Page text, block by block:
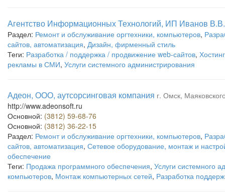
Агентство Информационных Технологий, ИП Иванов В.В.
Раздел: Ремонт и обслуживание оргтехники, компьютеров,
сайтов, автоматизация, Дизайн, фирменный стиль
Теги: Разработка / поддержка / продвижение web-сайтов, Хостинг
рекламы в СМИ, Услуги системного администрирования
Адеон, ООО, аутсорсинговая компания г. Омск,
http://www.adeonsoft.ru
Основной: (3812) 59-68-76
Основной: (3812) 36-22-15
Раздел: Ремонт и обслуживание оргтехники, компьютеров,
сайтов, автоматизация, Сетевое оборудование, монтаж и
обеспечение
Теги: Продажа программного обеспечения, Услуги системного
компьютеров, Монтаж компьютерных сетей, Разработка